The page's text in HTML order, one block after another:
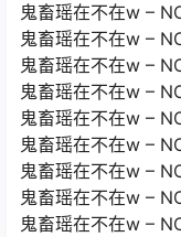
鬼畜瑶在不在w –
鬼畜瑶在不在w –
鬼畜瑶在不在w –
鬼畜瑶在不在w –
鬼畜瑶在不在w –
鬼畜瑶在不在w –
鬼畜瑶在不在w –
鬼畜瑶在不在w –
鬼畜瑶在不在w –